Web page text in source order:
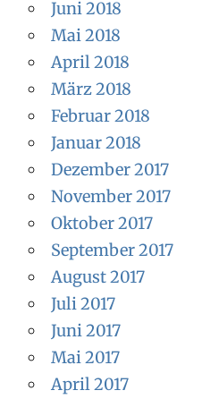
Juni 2018
Mai 2018
April 2018
März 2018
Februar 2018
Januar 2018
Dezember 2017
November 2017
Oktober 2017
September 2017
August 2017
Juli 2017
Juni 2017
Mai 2017
April 2017